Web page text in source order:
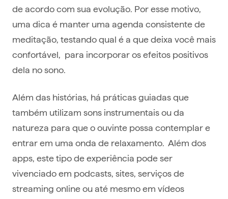
de acordo com sua evolução. Por esse motivo,
uma dica é manter uma agenda consistente de
meditação, testando qual é a que deixa você mais
confortável, para incorporar os efeitos positivos
dela no sono.
Além das histórias, há práticas guiadas que
também utilizam sons instrumentais ou da
natureza para que o ouvinte possa contemplar e
entrar em uma onda de relaxamento. Além dos
apps, este tipo de experiência pode ser
vivenciado em podcasts, sites, serviços de
streaming online ou até mesmo em vídeos